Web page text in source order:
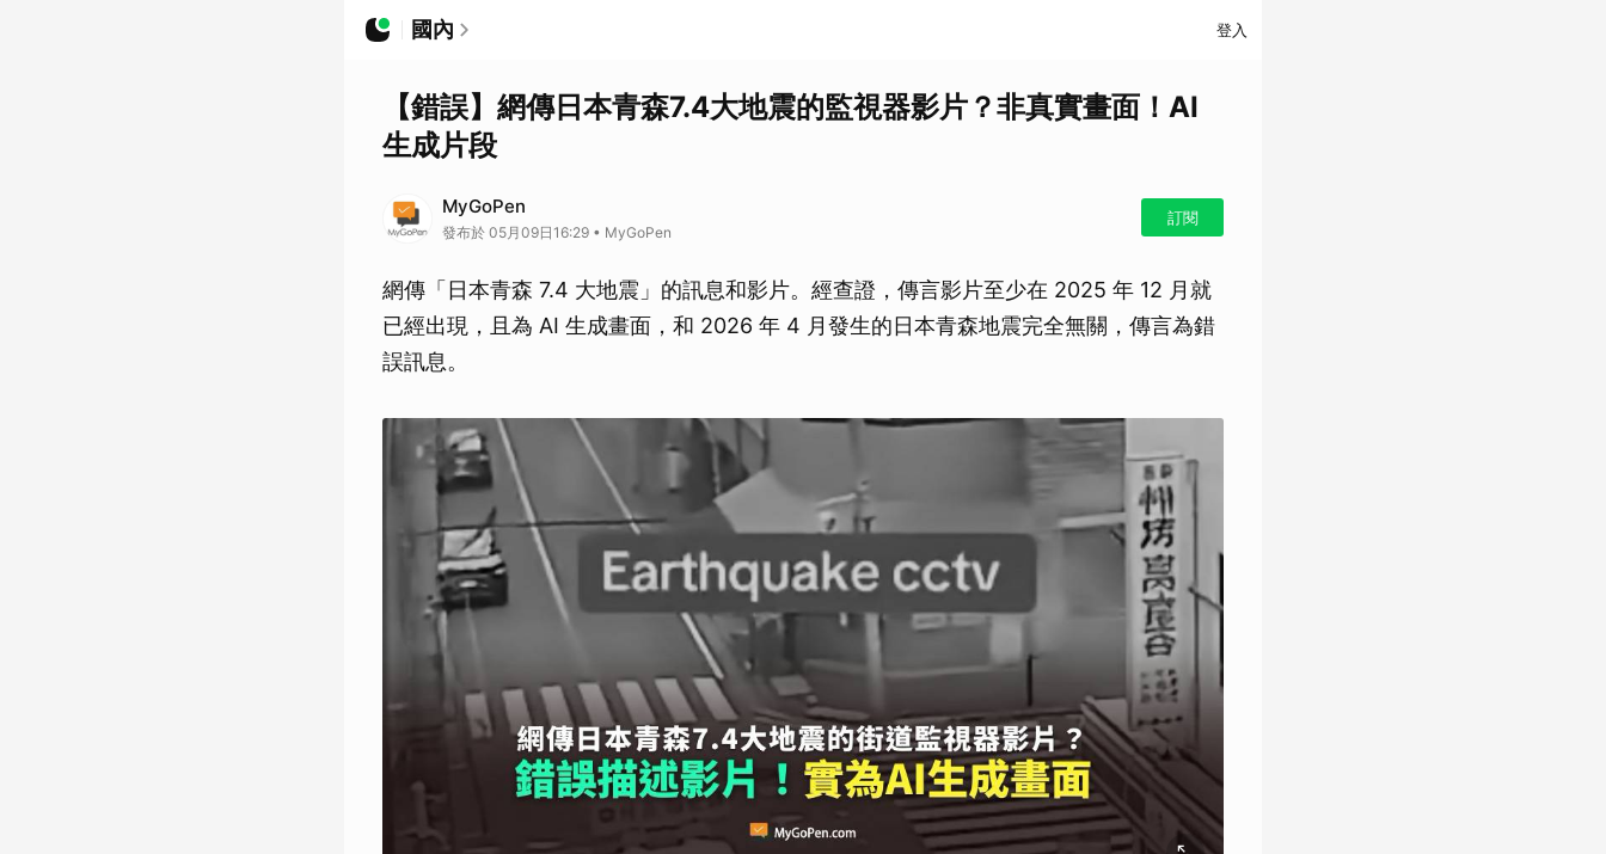
國內 登入
【錯誤】網傳日本青森7.4大地震的監視器影片？非真實畫面！AI
生成片段
MyGoPen
發布於 05月09日16:29 • MyGoPen
訂閱
網傳「日本青森 7.4 大地震」的訊息和影片。經查證，傳言影片至少在 2025 年 12 月就
已經出現，且為 AI 生成畫面，和 2026 年 4 月發生的日本青森地震完全無關，傳言為錯
誤訊息。